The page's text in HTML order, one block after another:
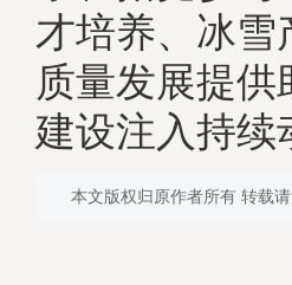
才培养、冰雪
质量发展提
建设注入持续
本文版权归原作者所有 转载